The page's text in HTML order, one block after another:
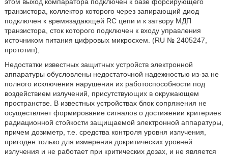
транзистора, коллектор которого через запирающий диод
подключен к времязадающей RC цепи и к затвору МДП
транзистора, сток которого подключен к входу управления
источником питания цифровых микросхем. (RU № 2405247,
прототип),
Недостатки известных защитных устройств электронной
аппаратуры обусловлены недостаточной надежностью из-за не
полного исключения нарушения их работоспособности под
воздействием излучений, присутствующих в окружающем
пространстве. В известных устройствах блок сопряжения не
осуществляет формирование сигналов о достижении критериев
радиационной стойкости защищаемой электронной аппаратуры,
причем дозиметр, т.е. средства контроля уровня излучения,
пригоден только для измерения докритических уровней
излучения и не работает при критических дозах, и не является